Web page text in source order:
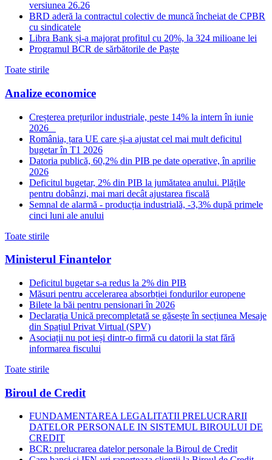
versiunea 26.26
BRD aderă la contractul colectiv de muncă încheiat de CPBR
cu sindicatele
Libra Bank și-a majorat profitul cu 20%, la 324 milioane lei
Programul BCR de sărbătorile de Paște
Toate stirile
Analize economice
Creșterea prețurilor industriale, peste 14% la intern în iunie
2026
România, țara UE care și-a ajustat cel mai mult deficitul
bugetar în T1 2026
Datoria publică, 60,2% din PIB pe date operative, în aprilie
2026
Deficitul bugetar, 2% din PIB la jumătatea anului. Plățile
pentru dobânzi, mai mari decât ajustarea fiscală
Semnal de alarmă - producția industrială, -3,3% după primele
cinci luni ale anului
Toate stirile
Ministerul Finantelor
Deficitul bugetar s-a redus la 2% din PIB
Măsuri pentru accelerarea absorbției fondurilor europene
Bilete la băi pentru pensionari în 2026
Declarația Unică precompletată se găsește în secțiunea Mesaje
din Spațiul Privat Virtual (SPV)
Asociații nu pot ieși dintr-o firmă cu datorii la stat fără
informarea fiscului
Toate stirile
Biroul de Credit
FUNDAMENTAREA LEGALITATII PRELUCRARII
DATELOR PERSONALE IN SISTEMUL BIROULUI DE
CREDIT
BCR: prelucrarea datelor personale la Biroul de Credit